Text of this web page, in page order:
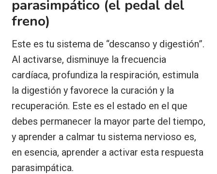
parasimpático (el pedal del
freno)
Este es tu sistema de “descanso y digestión”.
Al activarse, disminuye la frecuencia
cardíaca, profundiza la respiración, estimula
la digestión y favorece la curación y la
recuperación. Este es el estado en el que
debes permanecer la mayor parte del tiempo,
y aprender a calmar tu sistema nervioso es,
en esencia, aprender a activar esta respuesta
parasimpática.